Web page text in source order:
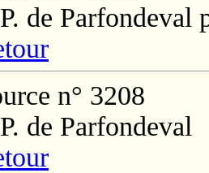
de Parfondeval
n° 3208
de Parfondeval